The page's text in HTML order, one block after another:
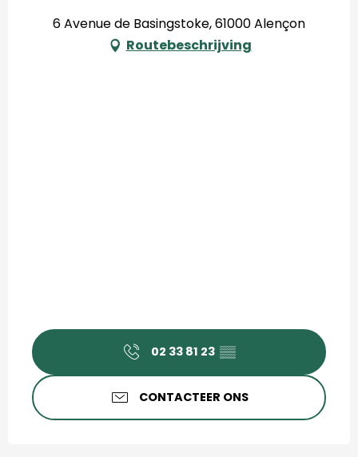
6 Avenue de Basingstoke, 61000 Alençon
Routebeschrijving
02 33 81 23 ▒▒
CONTACTEER ONS